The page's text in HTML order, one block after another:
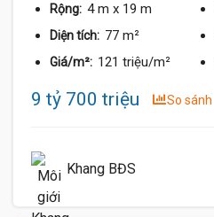
Rộng: 4 m x 19 m
Diện tích: 77 m²
Giá/m²: 121 triệu/m²
9 tỷ 700 triệu So sánh
Khang BĐS